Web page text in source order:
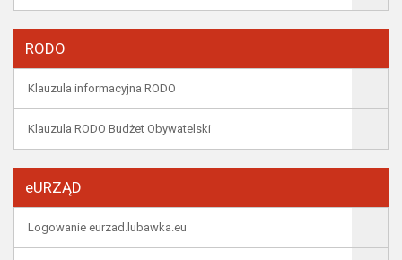
RODO
Klauzula informacyjna RODO
Klauzula RODO Budżet Obywatelski
eURZĄD
Logowanie eurzad.lubawka.eu